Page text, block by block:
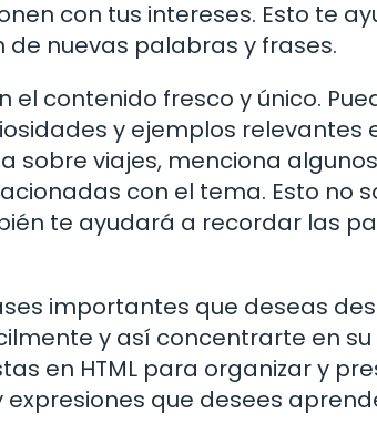
con tus intereses. Esto te
nuevas palabras y frases.
contenido fresco y único.
y ejemplos relevantes
sobre viajes, menciona algunos
con el tema. Esto no
te ayudará a recordar las
importantes que deseas
y así concentrarte en su
en HTML para organizar y
que desees